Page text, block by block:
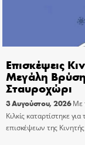
Επισκέψεις
Μεγάλη
Σταυροχώρι
3 Αυγούστου, 2026 Με
Κιλκίς καταρτίστηκε
επισκέψεων της